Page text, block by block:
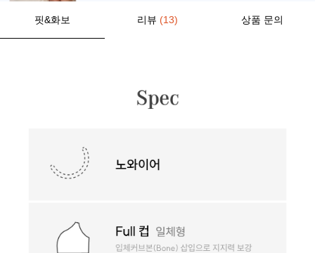
핏&화보 리뷰 (13) 상품 문의